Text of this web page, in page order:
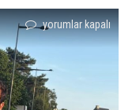
Ramazan
Baştuğ
Rekorunu
Egale
yorumlar kapalı
Umut
Uysal’dan
Rekor
Daha
yorumlar kapalı
Mehmet
Çelik
Ali
Eren
yorumlar kapalı
Tuğba
Güvenç’den
Yaş
Türkiye
yorumlar kapalı
Buse
Savaşkan’dan
için
yorumlar kapalı
Miktat
Sevler
İkinci!
için
yorumlar kapalı